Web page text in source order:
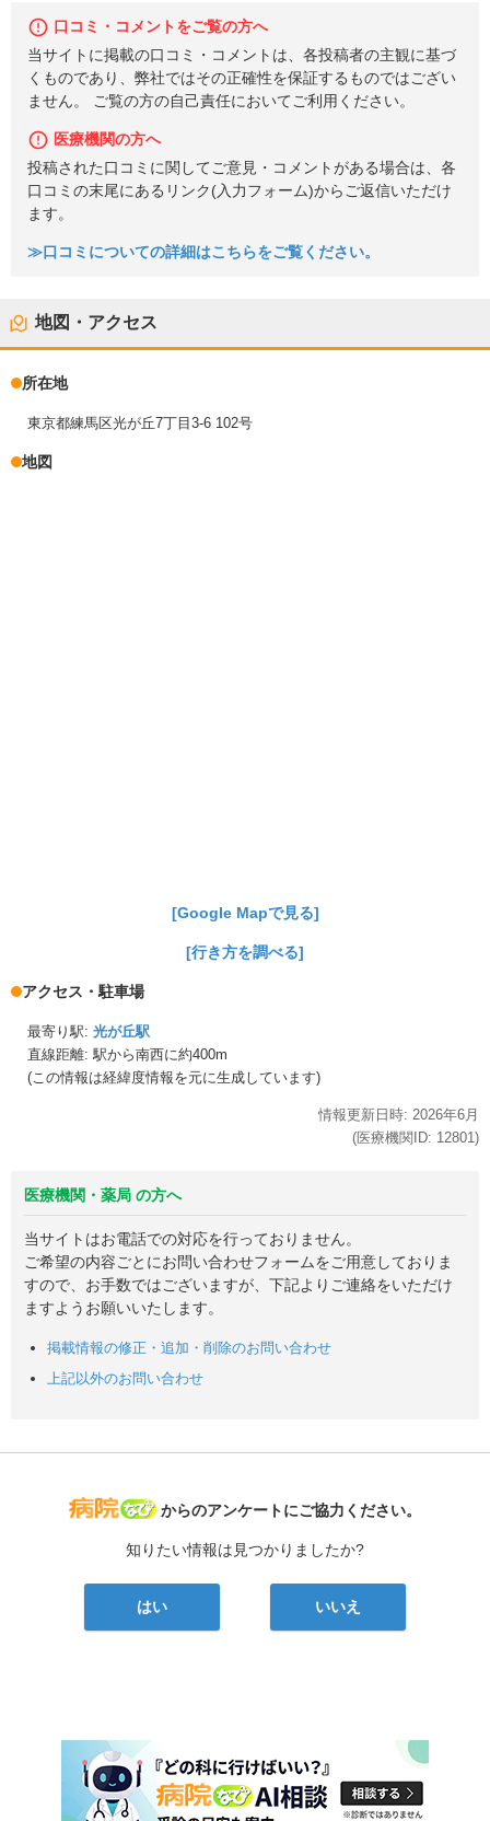
口コミ・コメントをご覧の方へ
当サイトに掲載の口コミ・コメントは、各投稿者の主観に基づ
くものであり、弊社ではその正確性を保証するものではござい
ません。 ご覧の方の自己責任においてご利用ください。
医療機関の方へ
投稿された口コミに関してご意見・コメントがある場合は、各
口コミの末尾にあるリンク(入力フォーム)からご返信いただけ
ます。
≫口コミについての詳細はこちらをご覧ください。
地図・アクセス
所在地
東京都練馬区光が丘7丁目3-6 102号
地図
[Google Mapで見る]
[行き方を調べる]
アクセス・駐車場
最寄り駅: 光が丘駅
直線距離: 駅から南西に約400m
(この情報は経緯度情報を元に生成しています)
情報更新日時: 2026年6月
(医療機関ID: 12801)
医療機関・薬局 の方へ
当サイトはお電話での対応を行っておりません。
ご希望の内容ごとにお問い合わせフォームをご用意しておりま
すので、お手数ではございますが、下記よりご連絡をいただけ
ますようお願いいたします。
掲載情報の修正・追加・削除のお問い合わせ
上記以外のお問い合わせ
病院なび
からのアンケートにご協力ください。
知りたい情報は見つかりましたか?
はい いいえ